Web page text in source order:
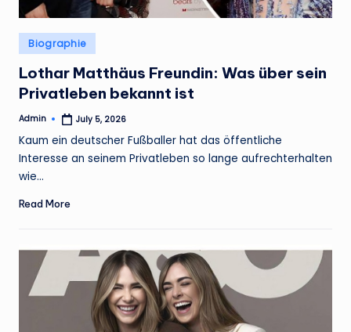
Posted
in
Biographie
Lothar Matthäus Freundin: Was über sein
Privatleben bekannt ist
Posted
Admin July 5, 2026
Kaum ein deutscher Fußballer hat das öffentliche
Interesse an seinem Privatleben so lange aufrechterhalten
wie…
Read More